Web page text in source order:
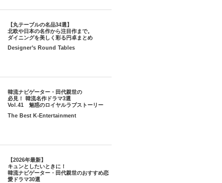
【丸テーブルの名品34選】
北欧や日本の名作から注目作まで。
ダイニングを美しく彩る円卓まとめ
Designer's Round Tables
韓流ナビゲーター・田代親世の
必見！ 韓流名作ドラマ3選
Vol.41 魅惑のロイヤルラブストーリー
The Best K-Entertainment
【2026年最新】
キュンとしたいときに！
韓流ナビゲーター・田代親世のおすすめ恋
愛ドラマ30選